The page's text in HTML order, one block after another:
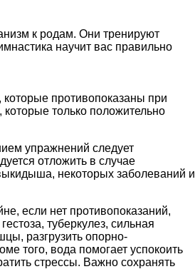
к родам. Они тренируют
научит вас правильно
которые противопоказаны при
только положительно
упражнений следует
отложить в случае
некоторых заболеваний и
если нет противопоказаний,
туберкулез, сильная
разгрузить опорно-
того, вода помогает успокоить
стрессы. Важно сохранять